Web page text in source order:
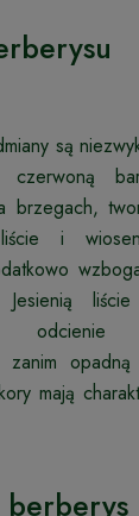
są
czerwoną
brzegach,
liście i
zanim
mają